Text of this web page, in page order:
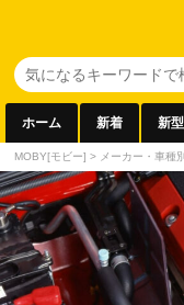
ホーム 新着 新
MOBY[モビー] > メーカー・車種別